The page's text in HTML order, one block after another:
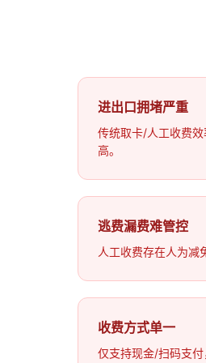
进出口拥堵严重
传统取卡/人工收费
高。
逃费漏费难管控
人工收费存在人为减
收费方式单一
仅支持现金/扫码支